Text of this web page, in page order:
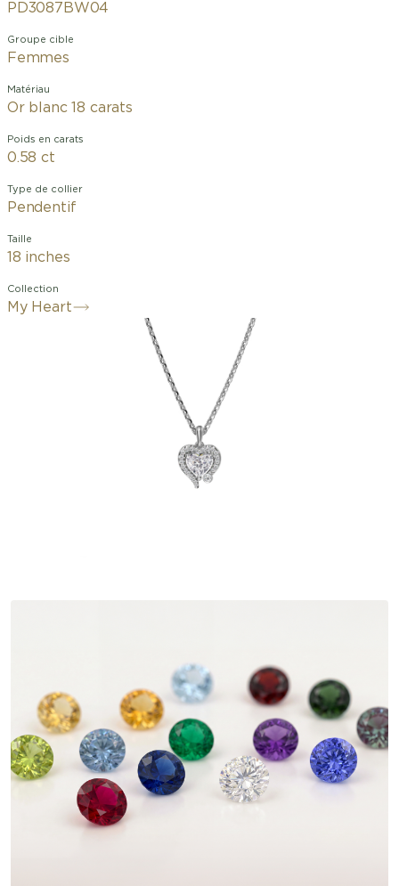
PD3087BW04
Groupe cible
Femmes
Matériau
Or blanc 18 carats
Poids en carats
0.58 ct
Type de collier
Pendentif
Taille
18 inches
Collection
My Heart